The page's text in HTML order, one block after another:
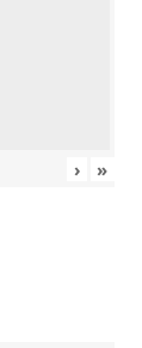
› »